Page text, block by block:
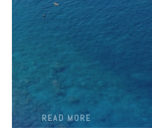
READ MORE